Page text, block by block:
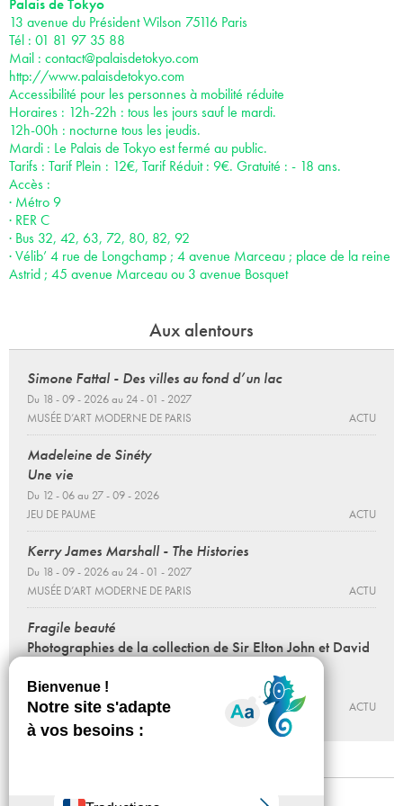
13 avenue du Président Wilson 75116 Paris
Tél : 01 81 97 35 88
Mail : contact@palaisdetokyo.com
http://www.palaisdetokyo.com
Accessibilité pour les personnes à mobilité réduite
Horaires : 12h-22h : tous les jours sauf le mardi.
12h-00h : nocturne tous les jeudis.
Mardi : Le Palais de Tokyo est fermé au public.
Tarifs : Tarif Plein : 12€, Tarif Réduit : 9€. Gratuité : - 18 ans.
Accès :
· Métro 9
· RER C
· Bus 32, 42, 63, 72, 80, 82, 92
· Vélib’ 4 rue de Longchamp ; 4 avenue Marceau ; place de la reine
Astrid ; 45 avenue Marceau ou 3 avenue Bosquet
Aux alentours
Simone Fattal - Des villes au fond d’un lac
Du 18 - 09 - 2026 au 24 - 01 - 2027
MUSÉE D’ART MODERNE DE PARIS
ACTU
Madeleine de Sinéty
Une vie
Du 12 - 06 au 27 - 09 - 2026
JEU DE PAUME
ACTU
Kerry James Marshall - The Histories
Du 18 - 09 - 2026 au 24 - 01 - 2027
MUSÉE D’ART MODERNE DE PARIS
ACTU
Fragile beauté
Photographies de la collection de Sir Elton John et David
Du 12 - 06 au 27 - 09 - 2026
JEU DE PAUME
ACTU